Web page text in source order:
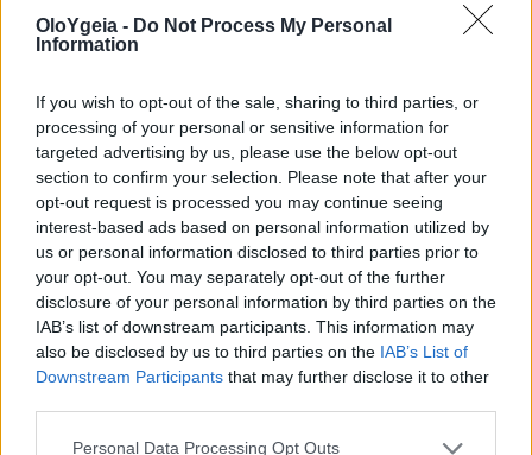
OloYgeia - Do Not Process My Personal
Information
If you wish to opt-out of the sale, sharing to third parties, or
processing of your personal or sensitive information for
targeted advertising by us, please use the below opt-out
section to confirm your selection. Please note that after your
opt-out request is processed you may continue seeing
interest-based ads based on personal information utilized by
us or personal information disclosed to third parties prior to
your opt-out. You may separately opt-out of the further
disclosure of your personal information by third parties on the
IAB’s list of downstream participants. This information may
also be disclosed by us to third parties on the IAB’s List of
Downstream Participants that may further disclose it to other
Personal Data Processing Opt Outs
για να ενισχύσετε την υγεία του
εντέρου
2. Καταναλώστε εποχικά φρούτα
Η φύση προσφέρει πολλά δώρα το
καλοκαίρι με τη μορφή τωνεποχικών
φρούτων– δεν είναι μόνο νόστιμα, είναι
και ωφέλιμα για την υγεία του εντέρου
σας. Καταναλώστε περισσότερα
φυλλώδη λαχανικά,ροδάκινα,